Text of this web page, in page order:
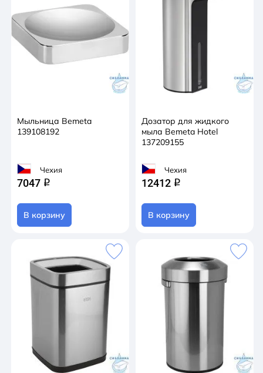
Мыльница Bemeta
139108192
Чехия
7047 q
В корзину
Дозатор для жидкого
мыла Bemeta Hotel
137209155
Чехия
12412 q
В корзину